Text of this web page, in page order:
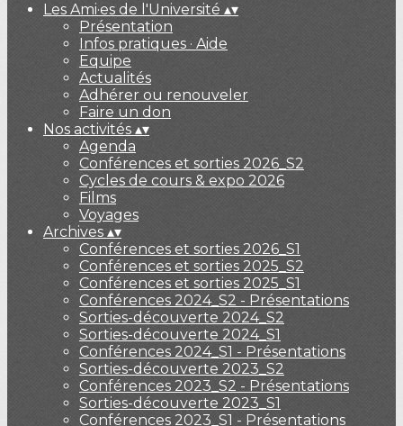
Les Ami·es de l'Université ▴▾
Présentation
Infos pratiques · Aide
Equipe
Actualités
Adhérer ou renouveler
Faire un don
Nos activités ▴▾
Agenda
Conférences et sorties 2026_S2
Cycles de cours & expo 2026
Films
Voyages
Archives ▴▾
Conférences et sorties 2026_S1
Conférences et sorties 2025_S2
Conférences et sorties 2025_S1
Conférences 2024_S2 - Présentations
Sorties-découverte 2024_S2
Sorties-découverte 2024_S1
Conférences 2024_S1 - Présentations
Sorties-découverte 2023_S2
Conférences 2023_S2 - Présentations
Sorties-découverte 2023_S1
Conférences 2023_S1 - Présentations